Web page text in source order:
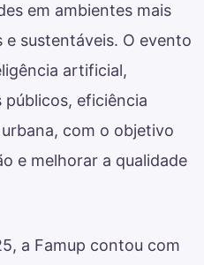
em ambientes mais
sustentáveis. O evento
artificial,
eficiência
com o objetivo
e melhorar a qualidade
a Famup contou com